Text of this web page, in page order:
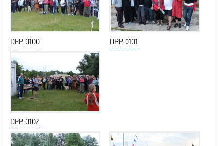
DPP_0100 DPP_0101
DPP_0102